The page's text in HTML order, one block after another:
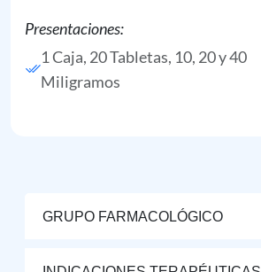
Presentaciones:
1 Caja, 20 Tabletas, 10, 20 y 40
Miligramos
GRUPO FARMACOLÓGICO